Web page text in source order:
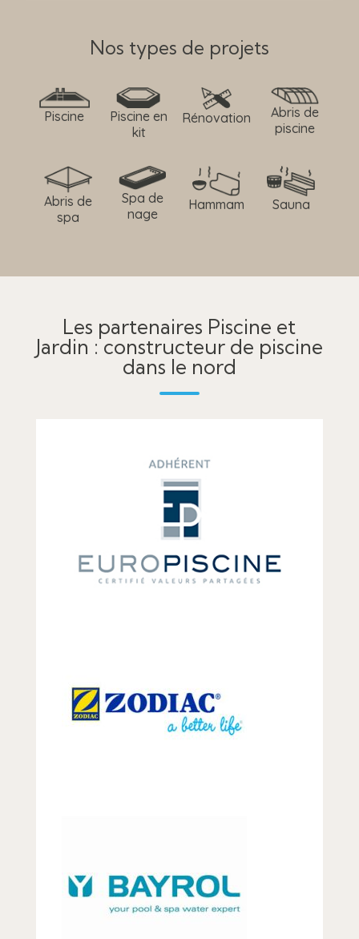
Nos types de projets
Piscine
Piscine en
kit
Rénovation
Abris de
piscine
Abris de
spa
Spa de
nage
Hammam Sauna
Les partenaires Piscine et
Jardin : constructeur de piscine
dans le nord